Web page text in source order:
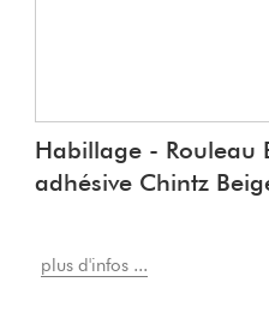
Habillage - Rouleau
adhésive Chintz
plus d'infos ...